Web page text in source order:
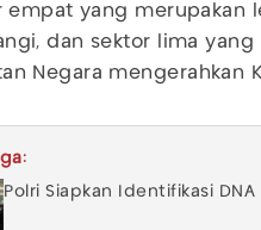
empat yang merupakan
dan sektor lima yang
Negara mengerahkan
Polri Siapkan Identifikasi